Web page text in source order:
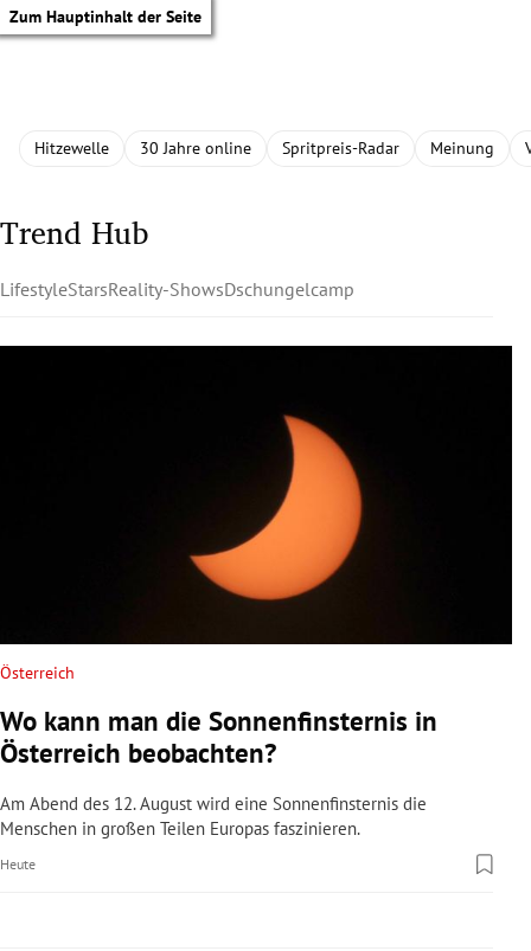
Zum Hauptinhalt der Seite
Untermenü
Untermenü
Untermenü
Hitzewelle 30 Jahre online Spritpreis-Radar Meinung
Trend Hub
LifestyleStarsReality-ShowsDschungelcamp
Österreich
Wo kann man die Sonnenfinsternis in
Österreich beobachten?
Am Abend des 12. August wird eine Sonnenfinsternis die
Menschen in großen Teilen Europas faszinieren.
Heute